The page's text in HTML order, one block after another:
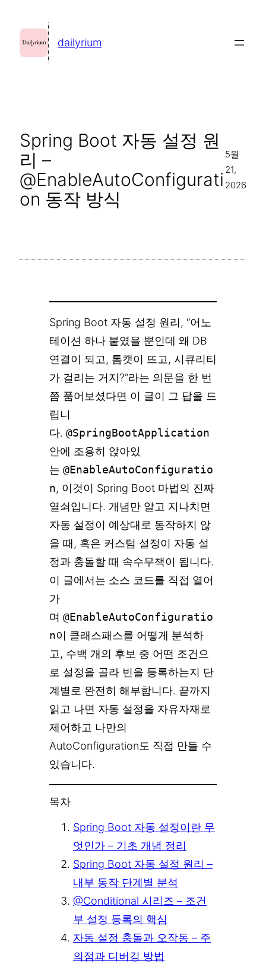
dailyrium
Spring Boot 자동 설정 원
리 –
@EnableAutoConfigurati
on 동작 방식
5월
21,
2026
Spring Boot 자동 설정 원리, “어노
테이션 하나 붙였을 뿐인데 왜 DB
연결이 되고, 톰캣이 뜨고, 시큐리티
가 걸리는 거지?”라는 의문을 한 번
쯤 품어보셨다면 이 글이 그 답을 드
립니
다. @SpringBootApplication
안에 조용히 앉아있
는 @EnableAutoConfiguratio
n, 이것이 Spring Boot 마법의 진짜
열쇠입니다. 개념만 알고 지나치면
자동 설정이 예상대로 동작하지 않
을 때, 혹은 커스텀 설정이 자동 설
정과 충돌할 때 속수무책이 됩니다.
이 글에서는 소스 코드를 직접 열어
가
며 @EnableAutoConfiguratio
n이 클래스패스를 어떻게 분석하
고, 수백 개의 후보 중 어떤 조건으
로 설정을 골라 빈을 등록하는지 단
계별로 완전히 해부합니다. 끝까지
읽고 나면 자동 설정을 자유자재로
제어하고 나만의
AutoConfiguration도 직접 만들 수
있습니다.
목차
Spring Boot 자동 설정이란 무
엇인가 – 기초 개념 정리
Spring Boot 자동 설정 원리 –
내부 동작 단계별 분석
@Conditional 시리즈 – 조건
부 설정 등록의 핵심
자동 설정 충돌과 오작동 – 주
의점과 디버깅 방법